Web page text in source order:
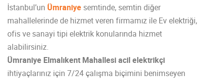
İstanbul’un Ümraniye semtinde, semtin diğer
mahallelerinde de hizmet veren firmamız ile Ev elektriği,
ofis ve sanayi tipi elektrik konularında hizmet
alabilirsiniz.
Ümraniye Elmalıkent Mahallesi acil elektrikçi
ihtiyaçlarınız için 7/24 çalışma biçimini benimseyen